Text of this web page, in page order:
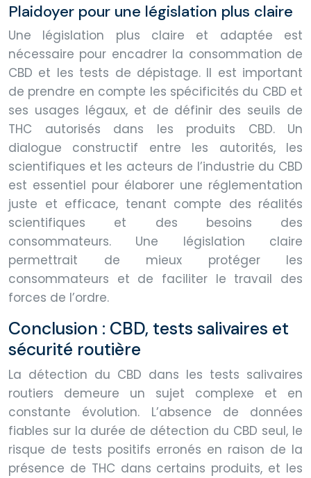
Plaidoyer pour une législation plus claire
Une législation plus claire et adaptée est
nécessaire pour encadrer la consommation de
CBD et les tests de dépistage. Il est important
de prendre en compte les spécificités du CBD et
ses usages légaux, et de définir des seuils de
THC autorisés dans les produits CBD. Un
dialogue constructif entre les autorités, les
scientifiques et les acteurs de l’industrie du CBD
est essentiel pour élaborer une réglementation
juste et efficace, tenant compte des réalités
scientifiques et des besoins des
consommateurs. Une législation claire
permettrait de mieux protéger les
consommateurs et de faciliter le travail des
forces de l’ordre.
Conclusion : CBD, tests salivaires et
sécurité routière
La détection du CBD dans les tests salivaires
routiers demeure un sujet complexe et en
constante évolution. L’absence de données
fiables sur la durée de détection du CBD seul, le
risque de tests positifs erronés en raison de la
présence de THC dans certains produits, et les